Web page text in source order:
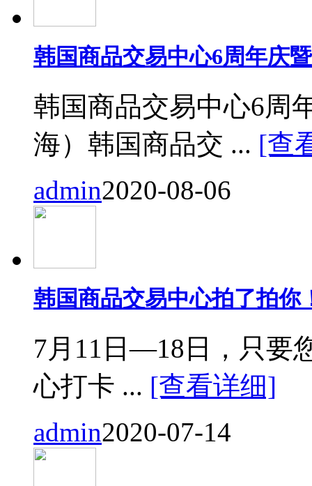
韩国商品交易中心6周年庆
韩国商品交易中心6周
海）韩国商品交 ... [查
admin2020-08-06
韩国商品交易中心拍了拍你
7月11日—18日，只要
心打卡 ... [查看详细]
admin2020-07-14